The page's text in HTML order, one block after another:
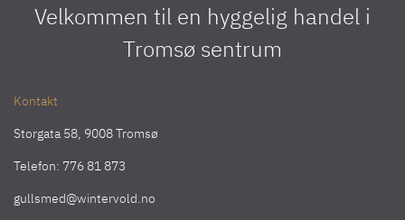
Velkommen til en hyggelig handel i
Tromsø sentrum
Kontakt
Storgata 58, 9008 Tromsø
Telefon: 776 81 873
gullsmed@wintervold.no